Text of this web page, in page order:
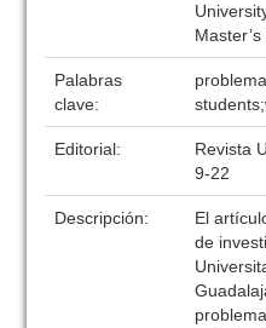
Palabras
clave:
Editorial:
Revista
9-22
Descripción:
El
de